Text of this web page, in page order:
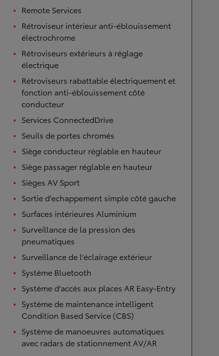
Remote Services
Rétroviseur intérieur anti-éblouissement
électrochrome
Rétroviseurs extérieurs à réglage
électrique
Rétroviseurs rabattable électriquement et
fonction anti-éblouissement côté
conducteur
Services ConnectedDrive
Seuils de portes chromés
Siège conducteur réglable en hauteur
Siège passager réglable en hauteur
Sièges AV Sport
Sortie d'echappement simple côté gauche
Surfaces intérieures Aluminium
Surveillance de la pression des
pneumatiques
Surveillance de l'éclairage extérieur
Système Bluetooth
Système d'accès aux places AR Easy-Entry
Système de maintenance intelligent
Condition Based Service (CBS)
Système de manoeuvres automatiques
avec radars de stationnement AV/AR